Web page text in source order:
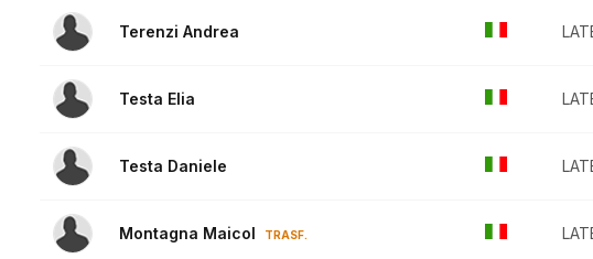
Terenzi Andrea
Testa Elia
Testa Daniele
Montagna Maicol TRASF.